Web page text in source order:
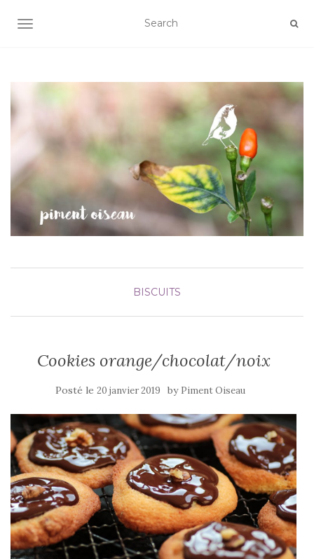
AFFICHER/MASQUER LA NAVIGATION
BISCUITS
Cookies orange/chocolat/noix
Posté le 20 janvier 2019 by Piment Oiseau